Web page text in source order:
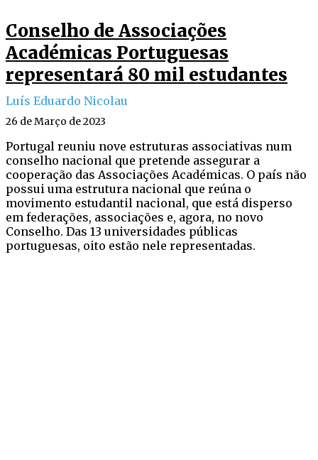
Conselho de Associações
Académicas Portuguesas
representará 80 mil estudantes
Luís Eduardo Nicolau
26 de Março de 2023
Portugal reuniu nove estruturas associativas num
conselho nacional que pretende assegurar a
cooperação das Associações Académicas. O país não
possui uma estrutura nacional que reúna o
movimento estudantil nacional, que está disperso
em federações, associações e, agora, no novo
Conselho. Das 13 universidades públicas
portuguesas, oito estão nele representadas.